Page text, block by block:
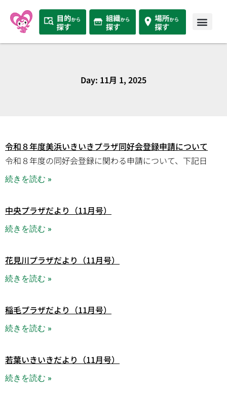
Day: 11月 1, 2025
令和８年度美浜いきいきプラザ同好会登録申請について
令和８年度の同好会登録に関わる申請について、下記日
続きを読む »
中央プラザだより（11月号）
続きを読む »
花見川プラザだより（11月号）
続きを読む »
稲毛プラザだより（11月号）
続きを読む »
若葉いきいきだより（11月号）
続きを読む »